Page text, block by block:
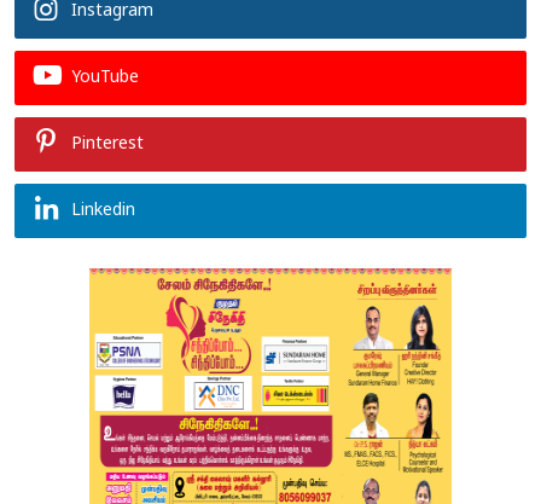
Instagram
YouTube
Pinterest
Linkedin